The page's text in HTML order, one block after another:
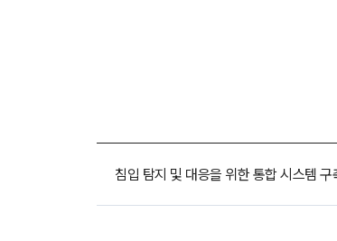
침입 탐지 및 대응을 위한 통합 시스템 구